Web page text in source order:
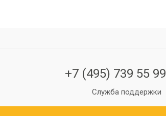
+7 (495) 739 55 99
Служба поддержки